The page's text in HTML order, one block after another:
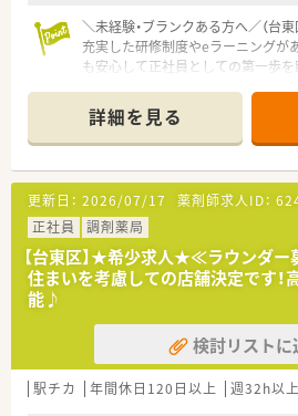
＼未経験・ブランクある方へ／（台
充実した研修制度やeラーニングが
も安心して正社員としての第一歩を
【店舗情報と応需状況について】
■最寄り駅の東京メトロ日比谷線「
う駅チカの好立地にあります。
■医療ビル内に位置しており、内科
多科目を幅広く応需しています。
■1日の処方箋枚数は210枚で、常時
対応します。
【募集背景と求める人物像について】
い仲間を積極採用中です。
■様々な処方箋に触れながら、薬剤
したいという意欲的な方を求めてい
■チームワークを尊重し、周囲のス
詳細を見る
更新日： 2026/07/17 薬剤師求人ID：
正社員
調剤薬局
【台東区】★希少求人★≪ラウンダ
住まいを考慮しての店舗決定です
能♪
検討リストに
駅チカ 年間休日120日以上 週32h以上